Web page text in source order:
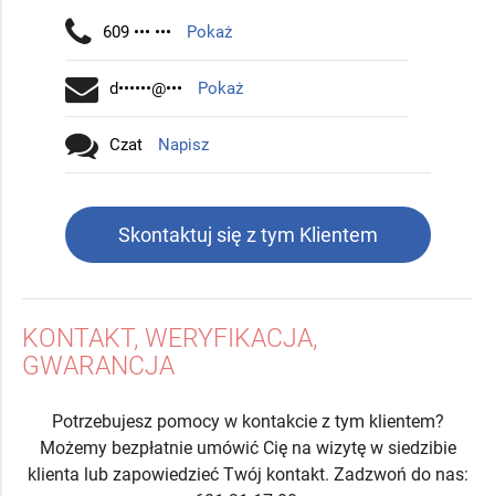
609 ••• ••• Pokaż
d••••••@••• Pokaż
Czat Napisz
Skontaktuj się z tym Klientem
KONTAKT, WERYFIKACJA,
GWARANCJA
Potrzebujesz pomocy w kontakcie z tym klientem?
Możemy bezpłatnie umówić Cię na wizytę w siedzibie
klienta lub zapowiedzieć Twój kontakt. Zadzwoń do nas: